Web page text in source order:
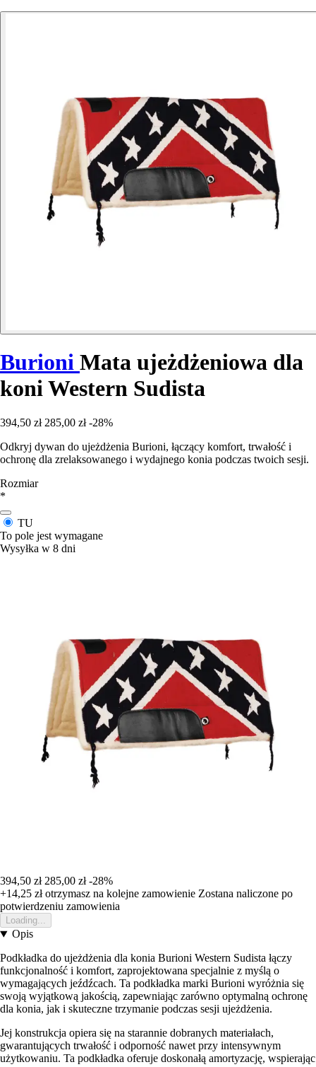
Burioni Mata ujeżdżeniowa dla
koni Western Sudista
394,50 zł 285,00 zł -28%
Odkryj dywan do ujeżdżenia Burioni, łączący komfort, trwałość i
ochronę dla zrelaksowanego i wydajnego konia podczas twoich sesji.
Rozmiar
*
TU
To pole jest wymagane
Wysyłka w 8 dni
394,50 zł 285,00 zł -28%
+14,25 złotrzymasz na kolejne zamowienie Zostana naliczone po
potwierdzeniu zamowienia
Loading...
Opis
Podkładka do ujeżdżenia dla konia Burioni Western Sudista łączy
funkcjonalność i komfort, zaprojektowana specjalnie z myślą o
wymagających jeźdźcach. Ta podkładka marki Burioni wyróżnia się
swoją wyjątkową jakością, zapewniając zarówno optymalną ochronę
dla konia, jak i skuteczne trzymanie podczas sesji ujeżdżenia.
Jej konstrukcja opiera się na starannie dobranych materiałach,
gwarantujących trwałość i odporność nawet przy intensywnym
użytkowaniu. Ta podkładka oferuje doskonałą amortyzację, wspierając